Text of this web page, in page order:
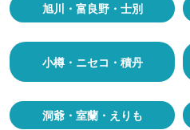
旭川・富良野・士別
小樽・ニセコ・積丹
洞爺・室蘭・えりも